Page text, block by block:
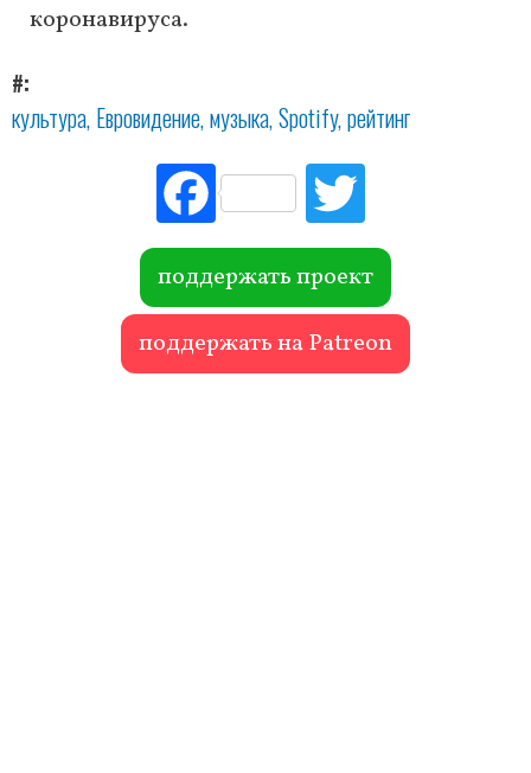
коронавируса.
#
культура Евровидение музыка Spotify рейтинг
Fac
ebo
ok r
поддержать проект
поддержать на Patreon